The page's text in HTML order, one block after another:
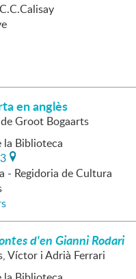
en anglès
Groot Bogaarts
la Biblioteca
- Regidoria de Cultura
d'en Gianni Rodari
Víctor i Adrià Ferrari